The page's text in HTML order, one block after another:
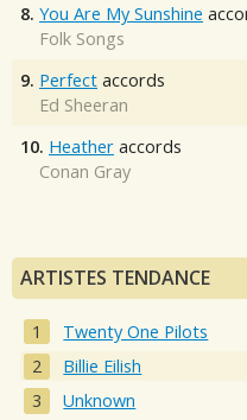
8. You Are My Sunshine
Folk Songs
9. Perfect accords
Ed Sheeran
10. Heather accords
Conan Gray
ARTISTES TENDANCE
Twenty One Pilots
Billie Eilish
Unknown